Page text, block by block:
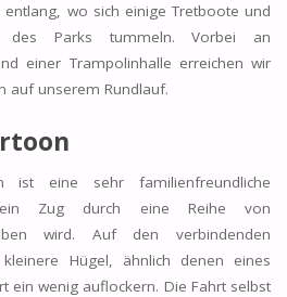
wo sich einige Tretboote und
des Parks tummeln. Vorbei an
einer Trampolinhalle erreichen wir
auf unserem Rundlauf.
ist eine sehr familienfreundliche
Zug durch eine Reihe von
wird. Auf den verbindenden
Hügel, ähnlich denen eines
ein wenig auflockern. Die Fahrt selbst